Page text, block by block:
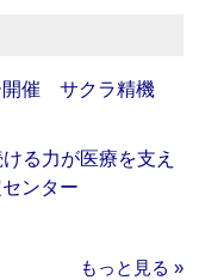
開催 サクラ精機
る力が医療を支え
ンター
もっと見る »